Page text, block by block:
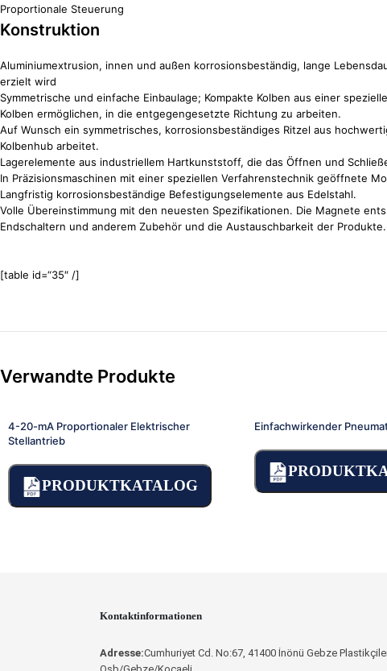
Proportionale Steuerung
Konstruktion
Aluminiumextrusion, innen und außen korrosionsbeständig, lange
erzielt wird
Symmetrische und einfache Einbaulage; Kompakte Kolben aus einer
Kolben ermöglichen, in die entgegengesetzte Richtung zu arbeiten.
Auf Wunsch ein symmetrisches, korrosionsbeständiges Ritzel aus
Kolbenhub arbeitet.
Lagerelemente aus industriellem Hartkunststoff, die das Öffnen und
In Präzisionsmaschinen mit einer speziellen Verfahrenstechnik geöffnete
Langfristig korrosionsbeständige Befestigungselemente aus Edelstahl.
Volle Übereinstimmung mit den neuesten Spezifikationen. Die Magnete
Endschaltern und anderem Zubehör und die Austauschbarkeit der Produkte.
[table id=“35″ /]
Verwandte Produkte
4-20-mA Proportionaler Elektrischer
Stellantrieb
PRODUKTKATALOG
Einfachwirkender
Kontaktinformationen
Adresse:Cumhuriyet Cd. No:67, 41400 İnönü Gebze